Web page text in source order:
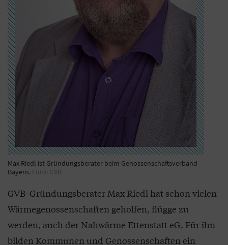
Max Riedl ist Gründungsberater beim Genossenschaftsverband
Bayern. Foto: GVB
GVB-Gründungsberater Max Riedl hat schon vielen
Wärmegenossenschaften geholfen, flügge zu
werden, auch der Nahwärme Ettenstatt eG. Für ihn
bilden Kommunen und Genossenschaften ein